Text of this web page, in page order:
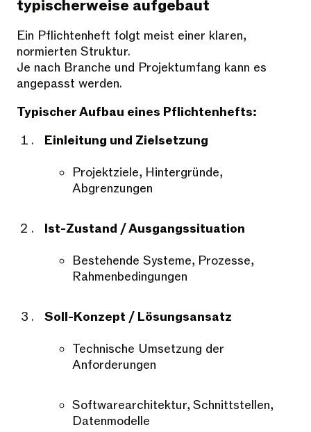
typischerweise aufgebaut
Ein Pflichtenheft folgt meist einer klaren,
normierten Struktur.
Je nach Branche und Projektumfang kann es
angepasst werden.
Typischer Aufbau eines Pflichtenhefts:
Einleitung und Zielsetzung
Projektziele, Hintergründe,
Abgrenzungen
Ist-Zustand / Ausgangssituation
Bestehende Systeme, Prozesse,
Rahmenbedingungen
Soll-Konzept / Lösungsansatz
Technische Umsetzung der
Anforderungen
Softwarearchitektur, Schnittstellen,
Datenmodelle